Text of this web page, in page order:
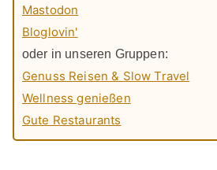
Mastodon
Bloglovin'
oder in unseren Gruppen:
Genuss Reisen & Slow Travel
Wellness genießen
Gute Restaurants